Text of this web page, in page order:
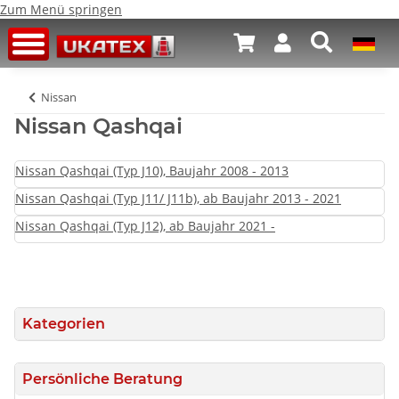
Zum Menü springen
Nissan
Nissan Qashqai
Nissan Qashqai (Typ J10), Baujahr 2008 - 2013
Nissan Qashqai (Typ J11/ J11b), ab Baujahr 2013 - 2021
Nissan Qashqai (Typ J12), ab Baujahr 2021 -
Kategorien
Persönliche Beratung